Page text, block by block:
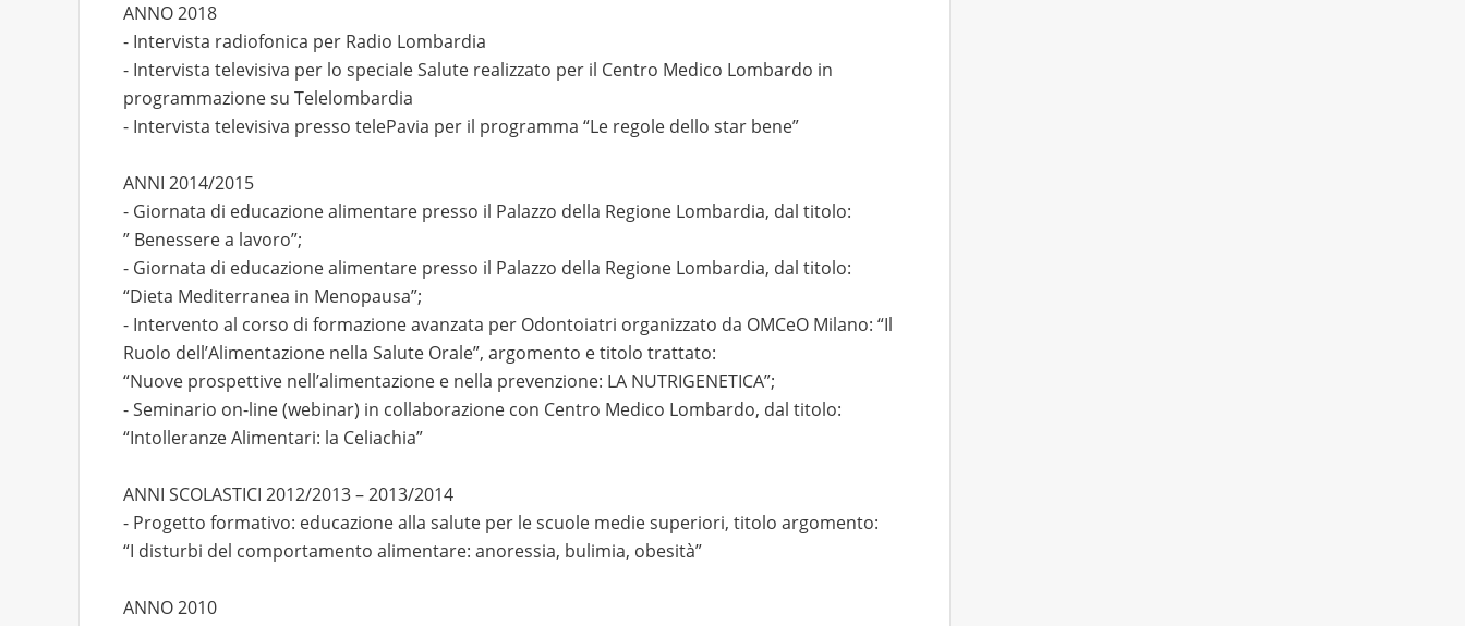
ANNO 2018
- Intervista radiofonica per Radio Lombardia
- Intervista televisiva per lo speciale Salute realizzato per il Centro Medico Lombardo in
programmazione su Telelombardia
- Intervista televisiva presso telePavia per il programma “Le regole dello star bene”
ANNI 2014/2015
- Giornata di educazione alimentare presso il Palazzo della Regione Lombardia, dal titolo:
” Benessere a lavoro”;
- Giornata di educazione alimentare presso il Palazzo della Regione Lombardia, dal titolo:
“Dieta Mediterranea in Menopausa”;
- Intervento al corso di formazione avanzata per Odontoiatri organizzato da OMCeO Milano: “Il
Ruolo dell’Alimentazione nella Salute Orale”, argomento e titolo trattato:
“Nuove prospettive nell’alimentazione e nella prevenzione: LA NUTRIGENETICA”;
- Seminario on-line (webinar) in collaborazione con Centro Medico Lombardo, dal titolo:
“Intolleranze Alimentari: la Celiachia”
ANNI SCOLASTICI 2012/2013 – 2013/2014
- Progetto formativo: educazione alla salute per le scuole medie superiori, titolo argomento:
“I disturbi del comportamento alimentare: anoressia, bulimia, obesità”
ANNO 2010